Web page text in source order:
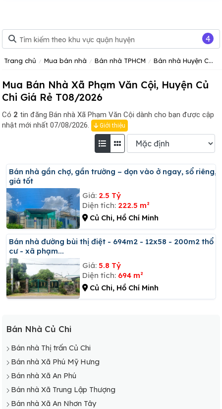
Trang chủ Mua bán nhà Bán nhà TPHCM Bán nhà Huyện Củ Chi
Mua Bán Nhà Xã Phạm Văn Cội, Huyện Củ
Chi Giá Rẻ T08/2026
Có 2 tin đăng Bán nhà Xã Phạm Văn Cội dành cho bạn được cập
nhật mới nhất 07/08/2026.
Giới thiệu
Bán nhà gần chợ, gần trường – dọn vào ở ngay, sổ riêng,
giá tốt
Giá: 2.5 Tỷ
Diện tích: 222.5 m²
Củ Chi, Hồ Chí Minh
Bán nhà đường bùi thị điệt - 694m2 - 12x58 - 200m2 thổ
cư - xã phạm...
Giá: 5.8 Tỷ
Diện tích: 694 m²
Củ Chi, Hồ Chí Minh
Bán Nhà Củ Chi
Bán nhà Thị trấn Củ Chi
Bán nhà Xã Phú Mỹ Hưng
Bán nhà Xã An Phú
Bán nhà Xã Trung Lập Thượng
Bán nhà Xã An Nhơn Tây
4